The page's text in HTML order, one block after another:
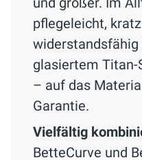
pflegeleicht,
widerstandsfähig
glasiertem
– auf das
Garantie.
Vielfältig
BetteCurve und